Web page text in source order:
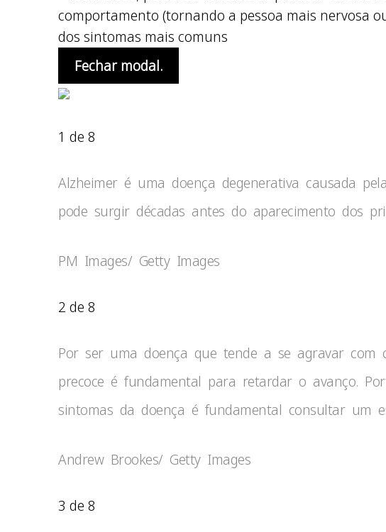
Fechar modal.
1 de 8
Alzheimer é uma doença degenerativa causada
pode surgir décadas antes do aparecimento dos
PM Images/ Getty Images
2 de 8
Por ser uma doença que tende a se agravar com
precoce é fundamental para retardar o avanço.
sintomas da doença é fundamental consultar um
Andrew Brookes/ Getty Images
3 de 8